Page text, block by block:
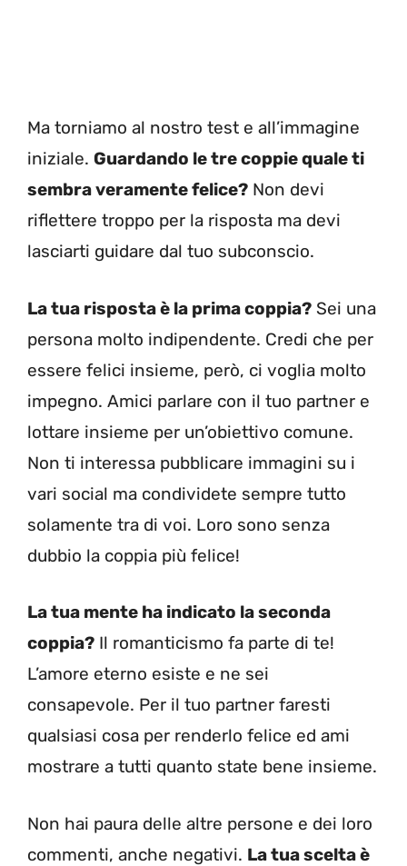
Ma torniamo al nostro test e all’immagine
iniziale. Guardando le tre coppie quale ti
sembra veramente felice? Non devi
riflettere troppo per la risposta ma devi
lasciarti guidare dal tuo subconscio.
La tua risposta è la prima coppia? Sei una
persona molto indipendente. Credi che per
essere felici insieme, però, ci voglia molto
impegno. Amici parlare con il tuo partner e
lottare insieme per un’obiettivo comune.
Non ti interessa pubblicare immagini su i
vari social ma condividete sempre tutto
solamente tra di voi. Loro sono senza
dubbio la coppia più felice!
La tua mente ha indicato la seconda
coppia? Il romanticismo fa parte di te!
L’amore eterno esiste e ne sei
consapevole. Per il tuo partner faresti
qualsiasi cosa per renderlo felice ed ami
mostrare a tutti quanto state bene insieme.
Non hai paura delle altre persone e dei loro
commenti, anche negativi. La tua scelta è